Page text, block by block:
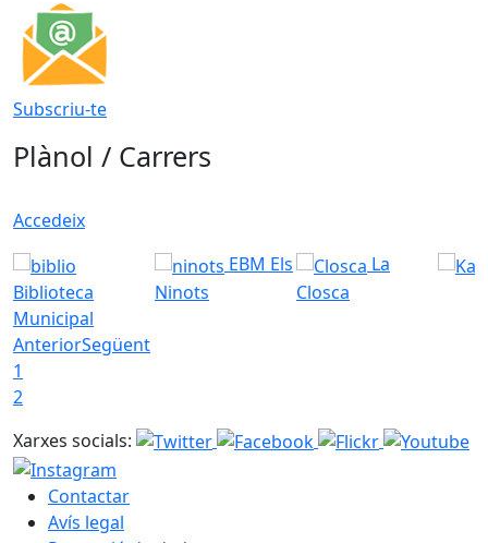
Subscriu-te
Plànol / Carrers
Accedeix
Biblioteca
Municipal
EBM Els
Ninots
La
Closca
AnteriorSegüent
1
2
Xarxes socials:
Contactar
Avís legal